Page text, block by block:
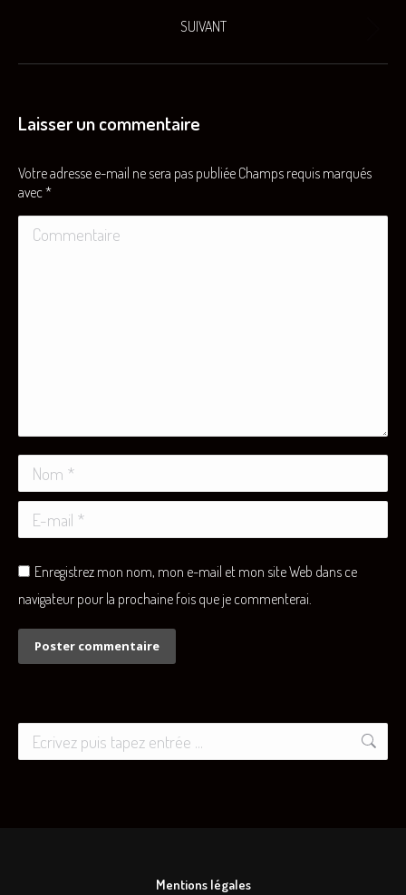
précédent
SUIVANT
similaires
Laisser un commentaire
Votre adresse e-mail ne sera pas publiée Champs requis marqués
avec*
Commentaire
Nom *
E-mail *
Enregistrez mon nom, mon e-mail et mon site Web dans ce
navigateur pour la prochaine fois que je commenterai.
Poster commentaire
Recherche
:
Mentions légales